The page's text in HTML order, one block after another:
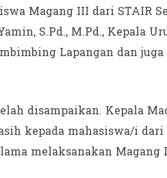
Magang III dari STAIR
S.Pd., M.Pd., Kepala
Lapangan dan
disampaikan. Kepala
kepada mahasiswa/i
melaksanakan